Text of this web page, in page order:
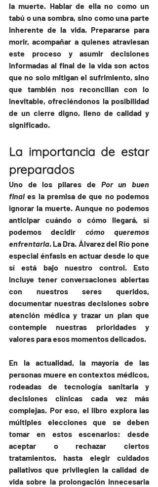
la muerte. Hablar de ella no como un
tabú o una sombra, sino como una parte
inherente de la vida. Prepararse para
morir, acompañar a quienes atraviesan
este proceso y asumir decisiones
informadas al final de la vida son actos
que no solo mitigan el sufrimiento, sino
que también nos reconcilian con lo
inevitable, ofreciéndonos la posibilidad
de un cierre digno, lleno de calidad y
significado.
La importancia de estar
preparados
Uno de los pilares de Por un buen
final es la premisa de que no podemos
ignorar la muerte. Aunque no podemos
anticipar cuándo o cómo llegará, sí
podemos decidir cómo queremos
enfrentarla. La Dra. Álvarez del Río pone
especial énfasis en actuar desde lo que
sí está bajo nuestro control. Esto
incluye tener conversaciones abiertas
con nuestros seres queridos,
documentar nuestras decisiones sobre
atención médica y trazar un plan que
contemple nuestras prioridades y
valores para esos momentos delicados.
En la actualidad, la mayoría de las
personas muere en contextos médicos,
rodeadas de tecnología sanitaria y
decisiones clínicas cada vez más
complejas. Por eso, el libro explora las
múltiples elecciones que se deben
tomar en estos escenarios: desde
aceptar o rechazar ciertos
tratamientos, hasta elegir cuidados
paliativos que privilegien la calidad de
vida sobre la prolongación innecesaria